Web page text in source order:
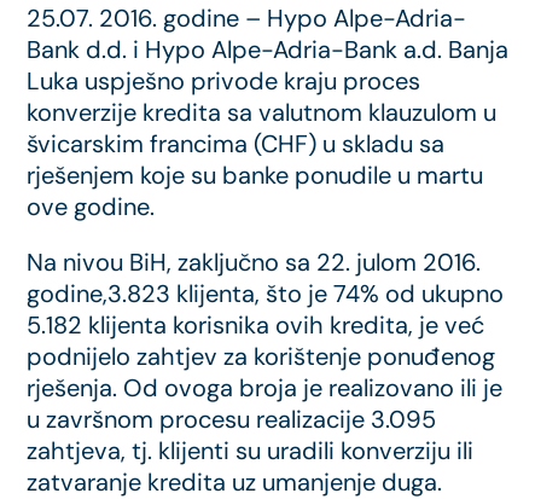
25.07. 2016. godine – Hypo Alpe-Adria-
Bank d.d. i Hypo Alpe-Adria-Bank a.d. Banja
Luka uspješno privode kraju proces
konverzije kredita sa valutnom klauzulom u
švicarskim francima (CHF) u skladu sa
rješenjem koje su banke ponudile u martu
ove godine.
Na nivou BiH, zaključno sa 22. julom 2016.
godine,3.823 klijenta, što je 74% od ukupno
5.182 klijenta korisnika ovih kredita, je već
podnijelo zahtjev za korištenje ponuđenog
rješenja. Od ovoga broja je realizovano ili je
u završnom procesu realizacije 3.095
zahtjeva, tj. klijenti su uradili konverziju ili
zatvaranje kredita uz umanjenje duga.